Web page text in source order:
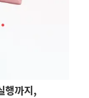
까지,